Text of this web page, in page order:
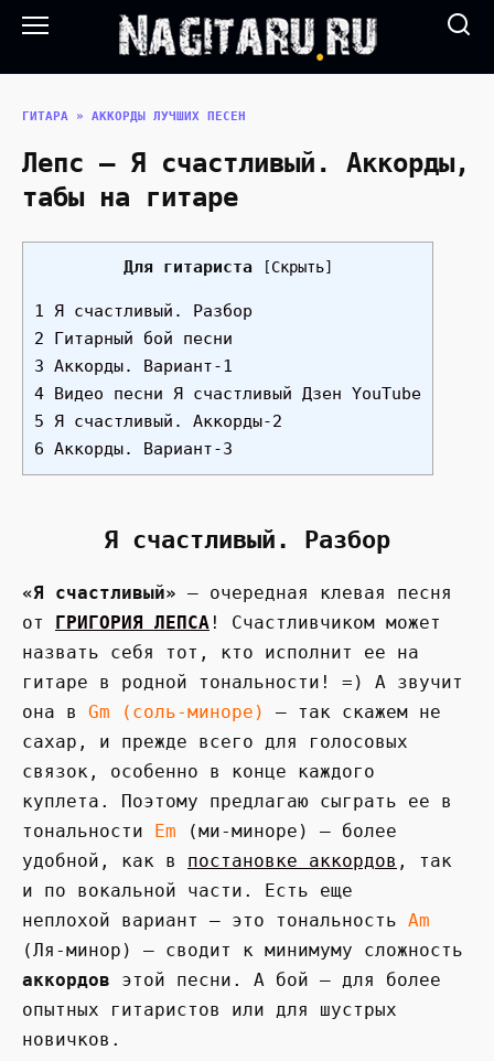
Перейти
ГИТАРА » АККОРДЫ ЛУЧШИХ ПЕСЕН
Лепс — Я счастливый. Аккорды,
табы на гитаре
Для гитариста [Скрыть]
1 Я счастливый. Разбор
2 Гитарный бой песни
3 Аккорды. Вариант-1
4 Видео песни Я счастливый Дзен YouTube
5 Я счастливый. Аккорды-2
6 Аккорды. Вариант-3
Я счастливый. Разбор
«Я счастливый» — очередная клевая песня
от
ГРИГОРИЯ ЛЕПСА ! Счастливчиком может
назвать себя тот, кто исполнит ее на
гитаре в родной тональности! =) А звучит
она в Gm (соль-миноре)
— так скажем не
сахар, и прежде всего для голосовых
связок, особенно в конце каждого
куплета. Поэтому предлагаю сыграть ее в
тональности
Em (ми-миноре) — более
удобной, как в постановке аккордов , так
и по вокальной части. Есть еще
неплохой вариант — это тональность Am
(Ля-минор) — сводит к минимуму сложность
аккордов этой песни. А бой — для более
опытных гитаристов или для шустрых
новичков.